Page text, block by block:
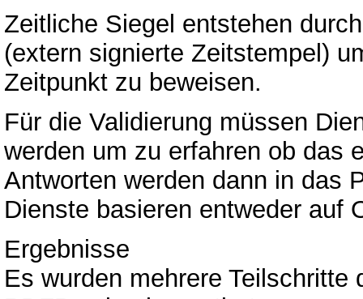
Zeitliche Siegel entstehen
(extern signierte Zeitstempel)
Zeitpunkt zu beweisen.
Für die Validierung müssen
werden um zu erfahren ob das
Antworten werden dann in das
Dienste basieren entweder auf
Ergebnisse
Es wurden mehrere